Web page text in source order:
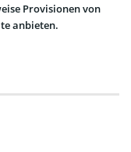
Provisionen von
anbieten.